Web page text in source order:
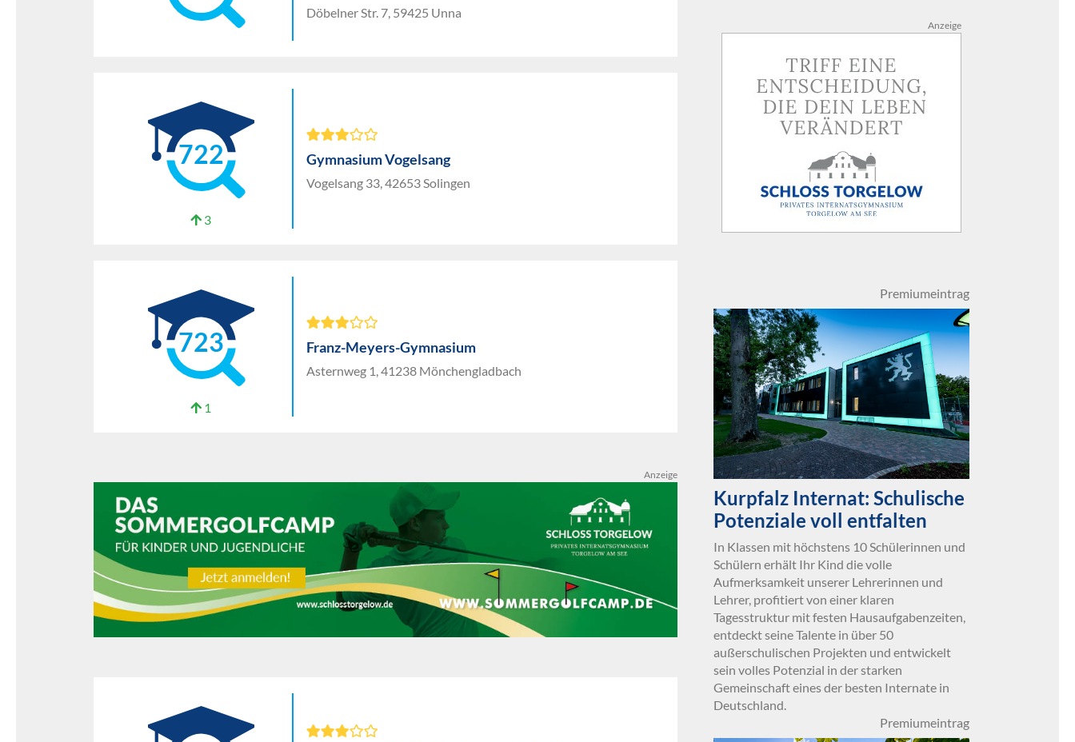
Döbelner Str. 7, 59425 Unna
722
3
Gymnasium Vogelsang
Vogelsang 33, 42653 Solingen
723
1
Franz-Meyers-Gymnasium
Asternweg 1, 41238 Mönchengladbach
Anzeige
Anzeige
Premiumeintrag
Kurpfalz Internat: Schulische
Potenziale voll entfalten
In Klassen mit höchstens 10 Schülerinnen und
Schülern erhält Ihr Kind die volle
Aufmerksamkeit unserer Lehrerinnen und
Lehrer, profitiert von einer klaren
Tagesstruktur mit festen Hausaufgabenzeiten,
entdeckt seine Talente in über 50
außerschulischen Projekten und entwickelt
sein volles Potenzial in der starken
Gemeinschaft eines der besten Internate in
Deutschland.
Premiumeintrag